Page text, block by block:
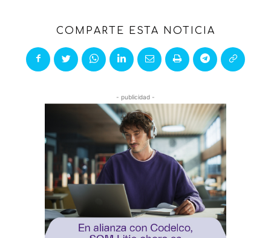
COMPARTE ESTA NOTICIA
- publicidad -